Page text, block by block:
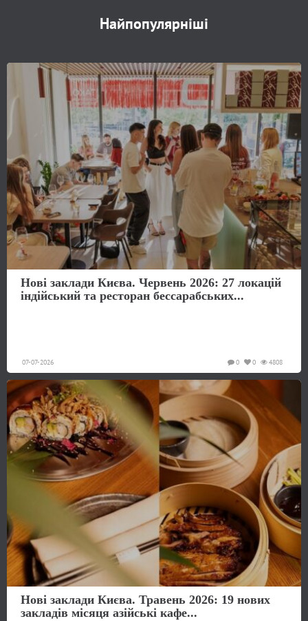
Найпопулярніші
Нові заклади Києва. Червень 2026: 27 локацій
індійський та ресторан бессарабських...
07-07-2026 4808
0
0
Нові заклади Києва. Травень 2026: 19 нових
закладів місяця азійські кафе...